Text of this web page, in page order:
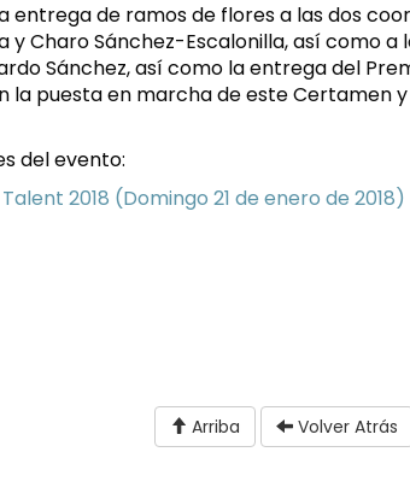
de ramos de flores a las dos
y Charo Sánchez-Escalonilla, así como
Sánchez, así como la entrega del
la puesta en marcha de este Certamen
del evento:
Arriba Volver Atrás